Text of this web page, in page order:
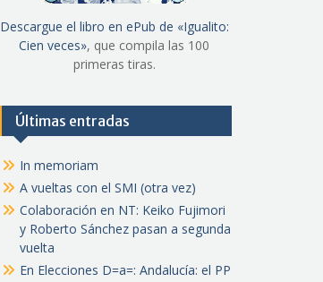
Descargue el libro en ePub de «Igualito:
Cien veces», que compila las 100
primeras tiras.
Últimas entradas
In memoriam
A vueltas con el SMI (otra vez)
Colaboración en NT: Keiko Fujimori
y Roberto Sánchez pasan a segunda
vuelta
En Elecciones D=a=: Andalucía: el PP